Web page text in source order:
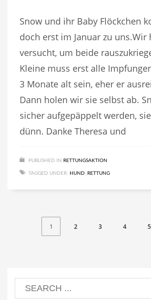
Snow und ihr Baby Flöckchen
doch erst im Januar zu uns.Wir
versucht, um beide
Kleine muss erst alle
3 Monate alt sein, eher er
Dann holen wir sie selbst ab.
sicher aufgepäppelt werden,
dünn. Danke Theresa und
PUBLISHED IN RETTUNGSAKTION
TAGGED UNDER: HUND, RETTUNG
1 2 3 4 5